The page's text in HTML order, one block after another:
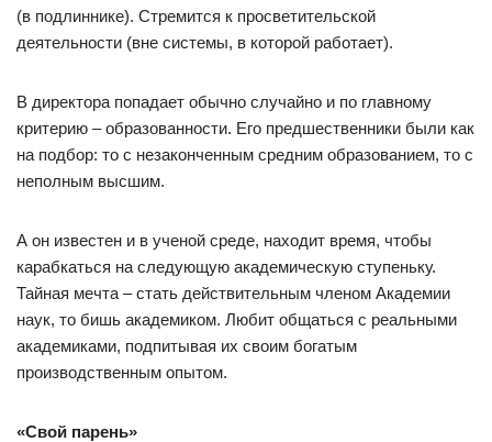
(в подлиннике). Стремится к просветительской
деятельности (вне системы, в которой работает).
В директора попадает обычно случайно и по главному
критерию – образованности. Его предшественники были как
на подбор: то с незаконченным средним образованием, то с
неполным высшим.
А он известен и в ученой среде, находит время, чтобы
карабкаться на следующую академическую ступеньку.
Тайная мечта – стать действительным членом Академии
наук, то бишь академиком. Любит общаться с реальными
академиками, подпитывая их своим богатым
производственным опытом.
«Свой парень»